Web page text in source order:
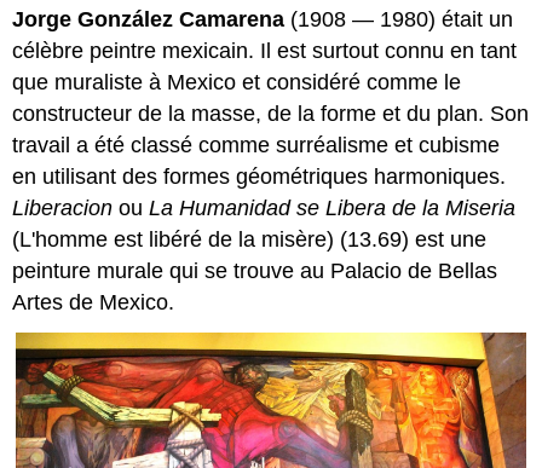
Jorge González Camarena (1908 — 1980) était un
célèbre peintre mexicain. Il est surtout connu en tant
que muraliste à Mexico et considéré comme le
constructeur de la masse, de la forme et du plan. Son
travail a été classé comme surréalisme et cubisme
en utilisant des formes géométriques harmoniques.
Liberacion ouLa Humanidad se Libera de la Miseria
(L'homme est libéré de la misère) (13.69) est une
peinture murale qui se trouve au Palacio de Bellas
Artes de Mexico.